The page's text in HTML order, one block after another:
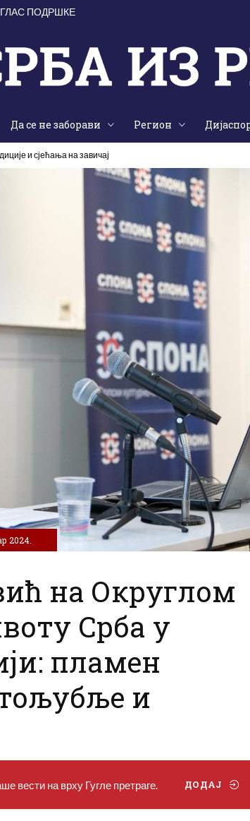
ГЛАС ПОДРШКЕ
Да се не заборави Регион
и сјећања на завичај
2024.
на Округлом
Срба у
пламен
и
вести на врху Гугле претраге. ДОДАЈ